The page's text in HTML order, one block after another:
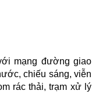
mạng đường giao
chiếu sáng, viễn
rác thải, trạm xử lý